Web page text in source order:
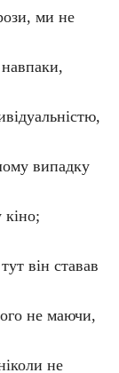
ми не
випадку
кіно;
він ставав
не маючи,
не